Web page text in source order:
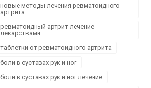
новые методы лечения ревматоидного
артрита
ревматоидный артрит лечение
лекарствами
таблетки от ревматоидного артрита
боли в суставах рук и ног
боли в суставах рук и ног лечение